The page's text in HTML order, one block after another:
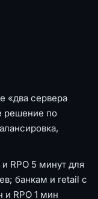
«два сервера
решение по
RPO 5 минут для
банкам и retail с
и RPO 1 мин